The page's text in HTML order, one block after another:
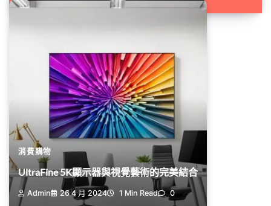
消費購物
UltraFine 5K顯示器與視覺藝術的完美結合
Admin 26 4 月 2024 1 Min Read 0